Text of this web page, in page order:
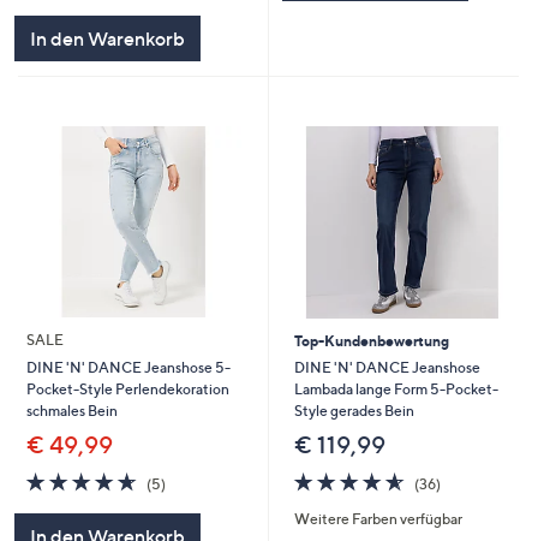
In den Warenkorb
SALE
DINE 'N' DANCE Jeanshose 5-
Pocket-Style Perlendekoration
schmales Bein
€ 49,99
4.6
von
(5)5
Top-Kundenbewertung
DINE 'N' DANCE Jeanshose
Lambada lange Form 5-Pocket-
Style gerades Bein
€ 119,99
4.5
von
5
(36)36
Weitere Farben verfügbar